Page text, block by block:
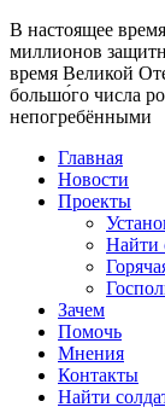
В настоящее время
миллионов
время Великой
большо́го числа
непогребёнными
Главная
Новости
Проекты
Найти
Зачем
Помочь
Мнения
Контакты
Найти